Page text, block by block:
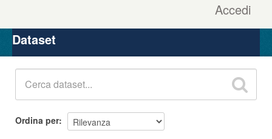
Accedi
Organizzazioni
Gruppi
Dataset
Ordina per